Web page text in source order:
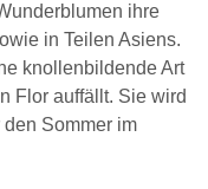
ihre
in Teilen Asiens.
knollenbildende Art
Flor auffällt. Sie wird
Sommer im